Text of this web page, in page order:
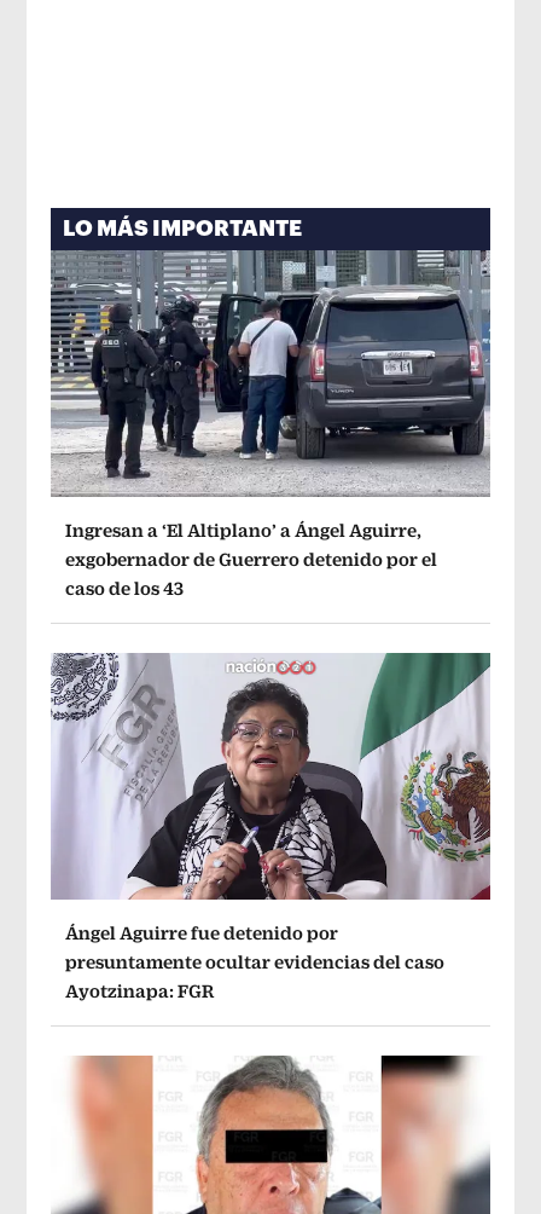
LO MÁS IMPORTANTE
Ingresan a ‘El Altiplano’ a Ángel Aguirre,
exgobernador de Guerrero detenido por el
caso de los 43
Ángel Aguirre fue detenido por
presuntamente ocultar evidencias del caso
Ayotzinapa: FGR